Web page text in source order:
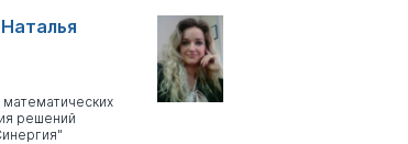
решений